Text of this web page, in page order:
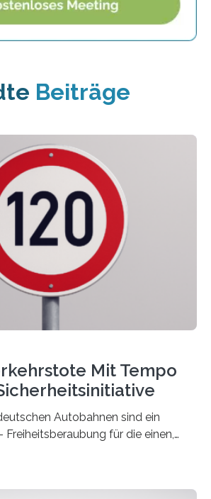
Beiträge
Mit Tempo
Autobahnen sind ein
Freiheitsberaubung für die einen,
hat eine Wissenschaftlerin der